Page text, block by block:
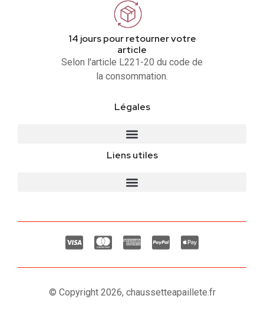
14 jours pour retourner votre
article
Selon l'article L221-20 du code de
la consommation.
Légales
Liens utiles
© Copyright 2026, chaussetteapaillete.fr